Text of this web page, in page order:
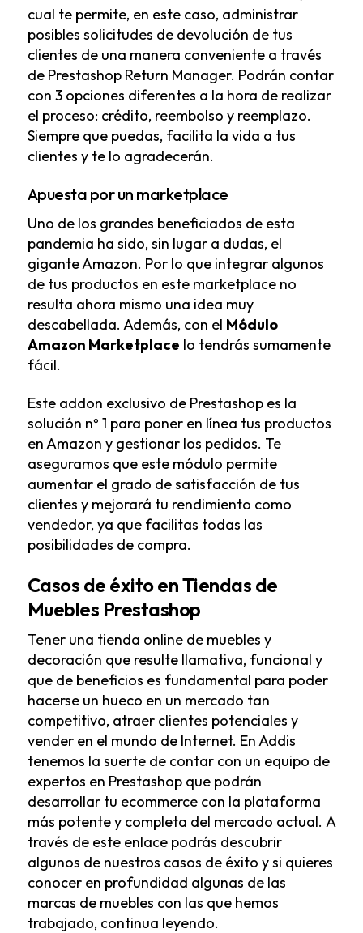
cual te permite, en este caso, administrar
posibles solicitudes de devolución de tus
clientes de una manera conveniente a través
de Prestashop Return Manager. Podrán contar
con 3 opciones diferentes a la hora de realizar
el proceso: crédito, reembolso y reemplazo.
Siempre que puedas, facilita la vida a tus
clientes y te lo agradecerán.
Apuesta por un marketplace
Uno de los grandes beneficiados de esta
pandemia ha sido, sin lugar a dudas, el
gigante Amazon. Por lo que integrar algunos
de tus productos en este marketplace no
resulta ahora mismo una idea muy
descabellada. Además, con el Módulo
Amazon Marketplace lo tendrás sumamente
fácil.
Este addon exclusivo de Prestashop es la
solución nº 1 para poner en línea tus productos
en Amazon y gestionar los pedidos. Te
aseguramos que este módulo permite
aumentar el grado de satisfacción de tus
clientes y mejorará tu rendimiento como
vendedor, ya que facilitas todas las
posibilidades de compra.
Casos de éxito en Tiendas de
Muebles Prestashop
Tener una tienda online de muebles y
decoración que resulte llamativa, funcional y
que de beneficios es fundamental para poder
hacerse un hueco en un mercado tan
competitivo, atraer clientes potenciales y
vender en el mundo de Internet. En Addis
tenemos la suerte de contar con un equipo de
expertos en Prestashop que podrán
desarrollar tu ecommerce con la plataforma
más potente y completa del mercado actual. A
través de este enlace podrás descubrir
algunos de nuestros casos de éxito y si quieres
conocer en profundidad algunas de las
marcas de muebles con las que hemos
trabajado, continua leyendo.